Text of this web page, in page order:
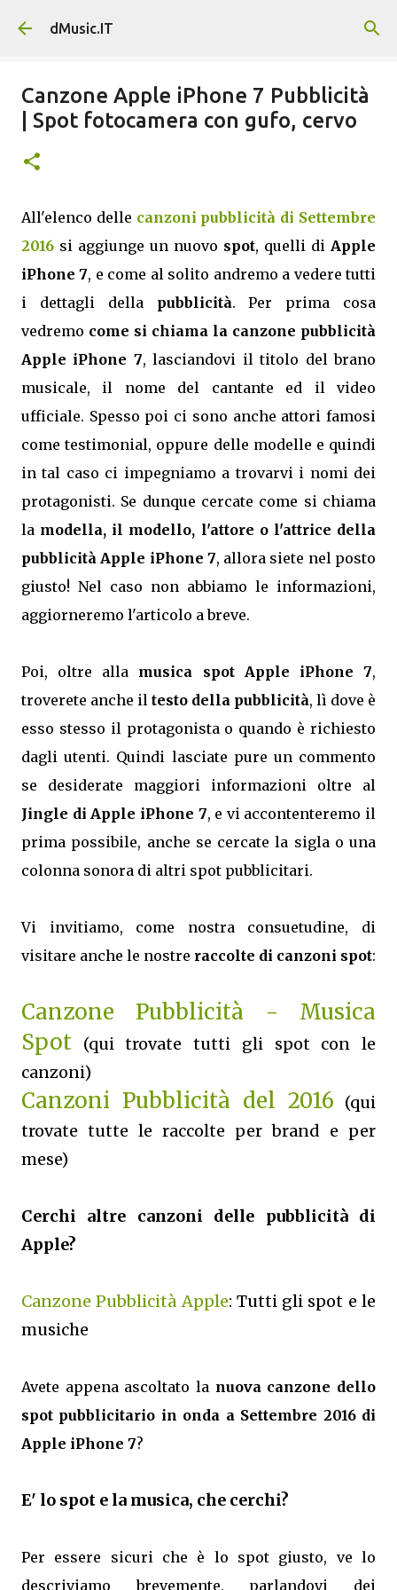
Passa ai contenuti principali
dMusic.IT
Canzone Apple iPhone 7 Pubblicità
| Spot fotocamera con gufo, cervo
All'elenco delle canzoni pubblicità di Settembre
2016 si aggiunge un nuovo spot, quelli di Apple
iPhone 7, e come al solito andremo a vedere tutti
i dettagli della pubblicità. Per prima cosa
vedremo come si chiama la canzone pubblicità
Apple iPhone 7, lasciandovi il titolo del brano
musicale, il nome del cantante ed il video
ufficiale. Spesso poi ci sono anche attori famosi
come testimonial, oppure delle modelle e quindi
in tal caso ci impegniamo a trovarvi i nomi dei
protagonisti. Se dunque cercate come si chiama
la modella, il modello, l'attore o l'attrice della
pubblicità Apple iPhone 7, allora siete nel posto
giusto! Nel caso non abbiamo le informazioni,
aggiorneremo l'articolo a breve.
Poi, oltre alla musica spot Apple iPhone 7,
troverete anche il testo della pubblicità, lì dove è
esso stesso il protagonista o quando è richiesto
dagli utenti. Quindi lasciate pure un commento
se desiderate maggiori informazioni oltre al
Jingle di Apple iPhone 7, e vi accontenteremo il
prima possibile, anche se cercate la sigla o una
colonna sonora di altri spot pubblicitari.
Vi invitiamo, come nostra consuetudine, di
visitare anche le nostre raccolte di canzoni spot:
Canzone Pubblicità - Musica
Spot
(qui trovate tutti gli spot con le
canzoni)
Canzoni Pubblicità del 2016 (qui
trovate tutte le raccolte per brand e per
mese)
Cerchi altre canzoni delle pubblicità di
Apple?
Canzone Pubblicità Apple: Tutti gli spot e le
musiche
Avete appena ascoltato la nuova canzone dello
spot pubblicitario in onda a Settembre 2016 di
Apple iPhone 7?
E' lo spot e la musica, che cerchi?
Per essere sicuri che è lo spot giusto, ve lo
descriviamo brevemente, parlandovi dei